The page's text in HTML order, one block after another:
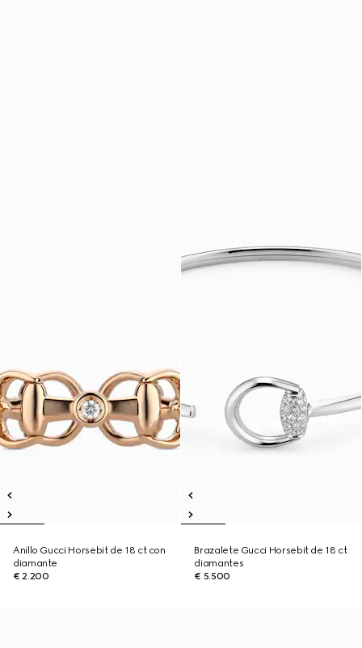
Anillo Gucci Horsebit de 18 ct con
diamante
€ 2.200
Brazalete Gucci Horsebit de 18 ct
diamantes
€ 5.500